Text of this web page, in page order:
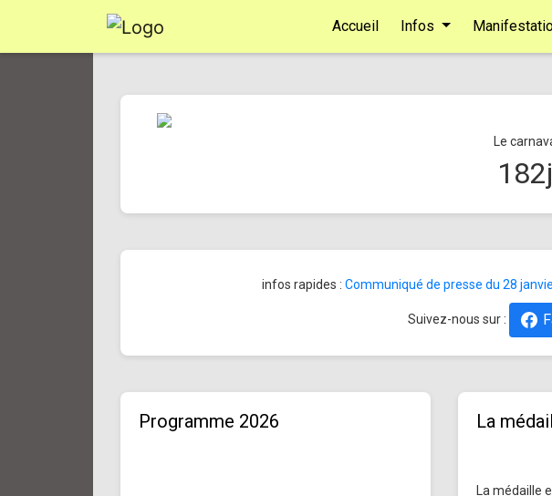
Accueil Infos
Le
182j
infos rapides : Communiqué de presse du 28
Suivez-nous sur :
Programme 2026 La
La médaille